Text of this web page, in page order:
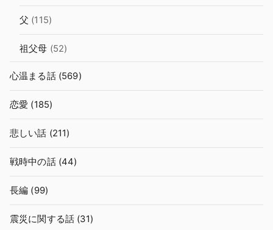
父 (115)
祖父母 (52)
心温まる話(569)
恋愛 (185)
悲しい話 (211)
戦時中の話(44)
長編 (99)
震災に関する話 (31)